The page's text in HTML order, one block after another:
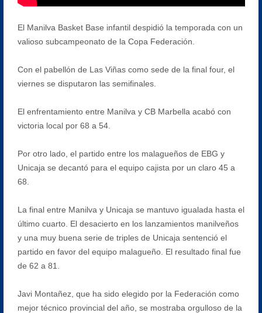
El Manilva Basket Base infantil despidió la temporada con un
valioso subcampeonato de la Copa Federación.
Con el pabellón de Las Viñas como sede de la final four, el
viernes se disputaron las semifinales.
El enfrentamiento entre Manilva y CB Marbella acabó con
victoria local por 68 a 54.
Por otro lado, el partido entre los malagueños de EBG y
Unicaja se decantó para el equipo cajista por un claro 45 a
68.
La final entre Manilva y Unicaja se mantuvo igualada hasta el
último cuarto. El desacierto en los lanzamientos manilveños
y una muy buena serie de triples de Unicaja sentenció el
partido en favor del equipo malagueño. El resultado final fue
de 62 a 81.
Javi Montañez, que ha sido elegido por la Federación como
mejor técnico provincial del año, se mostraba orgulloso de la